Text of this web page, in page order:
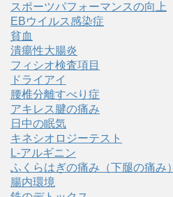
スポーツパフォーマンスの向上
EBウイルス感染症
貧血
潰瘍性大腸炎
フィシオ検査項目
ドライアイ
腰椎分離すべり症
アキレス腱の痛み
日中の眠気
キネシオロジーテスト
L-アルギニン
ふくらはぎの痛み（下腿の痛み）
腸内環境